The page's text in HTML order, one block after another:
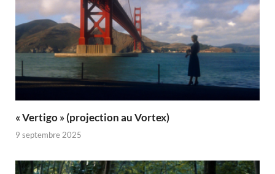
« Vertigo » (projection au Vortex)
9 septembre 2025